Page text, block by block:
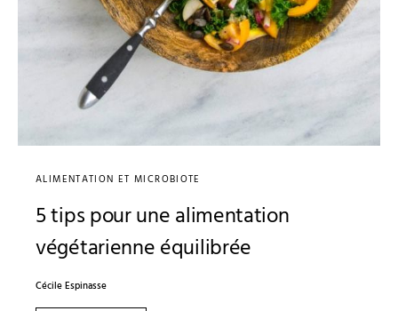
ALIMENTATION ET MICROBIOTE
5 tips pour une alimentation
végétarienne équilibrée
Cécile Espinasse